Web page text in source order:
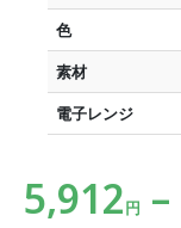
色
素材
電子レンジ
5,912円 –